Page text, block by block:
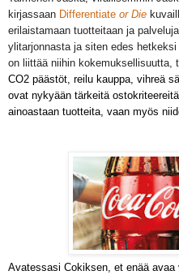
kirjassaan Differentiate or Die
erilaistamaan tuotteitaan ja
ylitarjonnasta ja siten edes
on liittää niihin kokemuksellisuutta,
CO2 päästöt, reilu kauppa, vihreä
ovat nykyään tärkeitä
ainoastaan tuotteita, vaan myös
Avatessasi Cokiksen, et enää